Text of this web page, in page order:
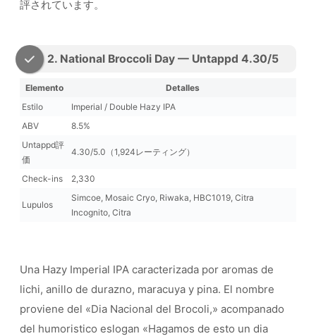
評されています。
2. National Broccoli Day — Untappd 4.30/5
Elemento
Detalles
Estilo
Imperial / Double Hazy IPA
ABV
8.5%
Untappd評
価
4.30/5.0（1,924レーティング）
Check-ins 2,330
Lupulos
Simcoe, Mosaic Cryo, Riwaka, HBC1019, Citra
Incognito, Citra
Una Hazy Imperial IPA caracterizada por aromas de
lichi, anillo de durazno, maracuya y pina. El nombre
proviene del «Dia Nacional del Brocoli,» acompanado
del humoristico eslogan «Hagamos de esto un dia